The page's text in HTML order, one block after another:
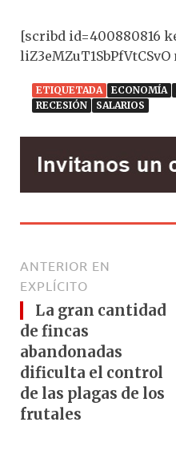
[scribd id=400880816
ETIQUETADA ECONOMÍA
RECESIÓN
SALARIOS
ANTERIOR EN
EXPLÍCITO
La gran cantidad
de fincas
abandonadas
dificulta el control
de las plagas de los
frutales